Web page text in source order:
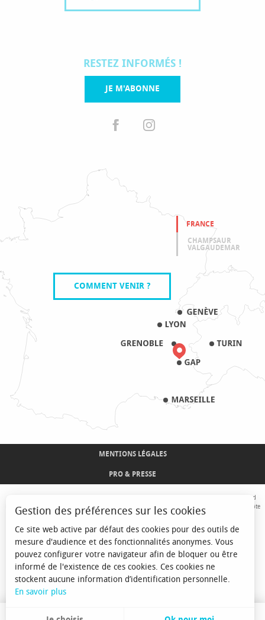
RESTEZ INFORMÉS !
JE M'ABONNE
FRANCE
CHAMPSAUR
VALGAUDEMAR
COMMENT VENIR ?
MENTIONS LÉGALES
PRO & PRESSE
Avec le concours de l'Union Européenne. L'Europe s'engage sur le Massif Alpin avec le fond
Européen de Développement Régional. Co-financé par le Conseil Régional Provence-Alpes-Côte
d'Azur et l'Etat, Commissariat Général des Territoires - FNADT - CIMA
Gestion des préférences sur les cookies
Ce site web active par défaut des cookies pour des outils de
mesure d'audience et des fonctionnalités anonymes. Vous
pouvez configurer votre navigateur afin de bloquer ou être
informé de l'existence de ces cookies. Ces cookies ne
stockent aucune information d’identification personnelle.
En savoir plus